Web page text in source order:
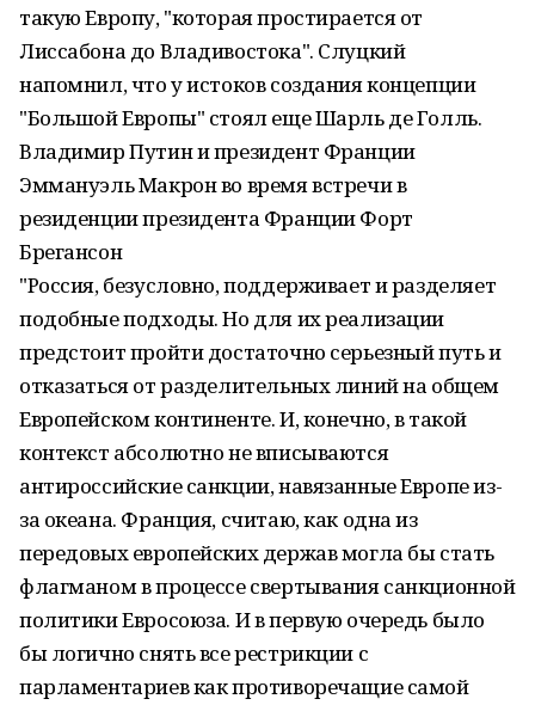
такую Европу, "которая простирается от
Лиссабона до Владивостока". Слуцкий
напомнил, что у истоков создания концепции
"Большой Европы" стоял еще Шарль де Голль.
Владимир Путин и президент Франции
Эммануэль Макрон во время встречи в
резиденции президента Франции Форт
Брегансон
"Россия, безусловно, поддерживает и разделяет
подобные подходы. Но для их реализации
предстоит пройти достаточно серьезный путь и
отказаться от разделительных линий на общем
Европейском континенте. И, конечно, в такой
контекст абсолютно не вписываются
антироссийские санкции, навязанные Европе из-
за океана. Франция, считаю, как одна из
передовых европейских держав могла бы стать
флагманом в процессе свертывания санкционной
политики Евросоюза. И в первую очередь было
бы логично снять все рестрикции с
парламентариев как противоречащие самой